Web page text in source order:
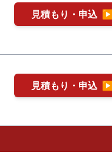
見積もり・申込 ▶
見積もり・申込 ▶